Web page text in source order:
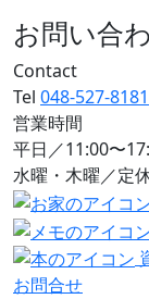
お問い合
Contact
Tel 048-527-8181
営業時間
平日／11:00〜
水曜・木曜／定
お問合せ